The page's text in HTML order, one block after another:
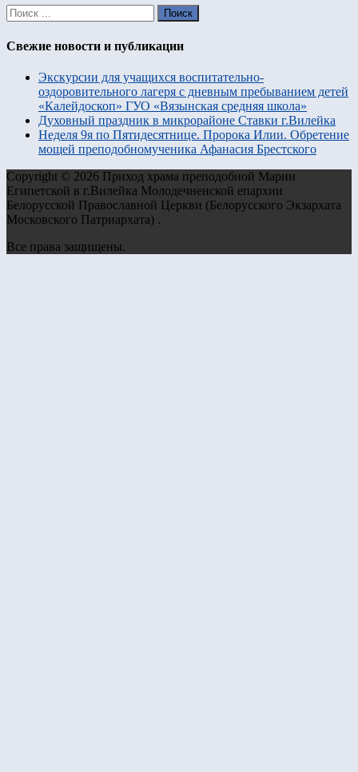
Свежие новости и публикации
Экскурсии для учащихся воспитательно-
оздоровительного лагеря с дневным пребыванием детей
«Калейдоскоп» ГУО «Вязынская средняя школа»
Духовный праздник в микрорайоне Ставки г.Вилейка
Неделя 9я по Пятидесятнице. Пророка Илии. Обретение
мощей преподобномученика Афанасия Брестского
Copyright © 2026 Приход храма преподобной Марии
Египетской в г.Вилейка Молодечненской епархии
Белорусской Православной Церкви (Белорусского Экзархата
Московского Патриархата) .
Все права защищены.